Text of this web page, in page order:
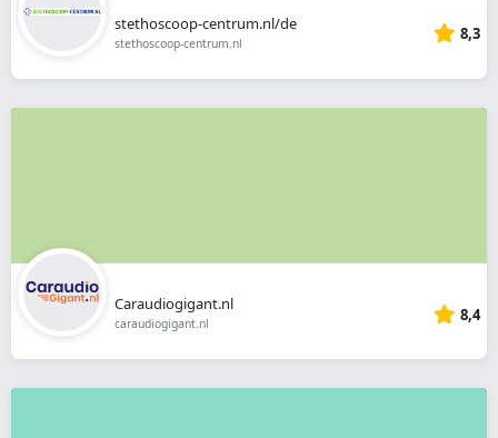
stethoscoop-centrum.nl/de
stethoscoop-centrum.nl 8,3
Caraudiogigant.nl
caraudiogigant.nl 8,4